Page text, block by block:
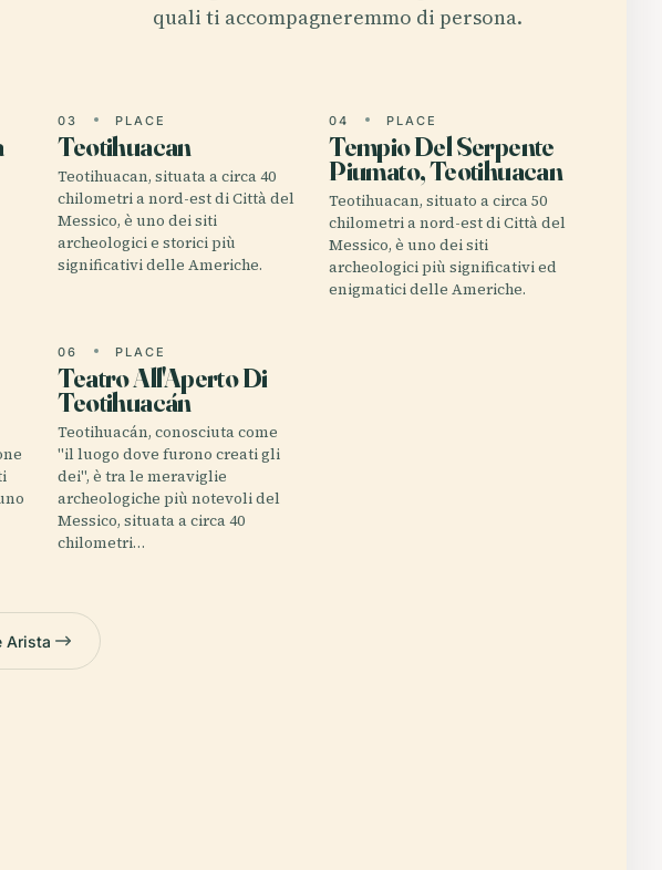
quali ti accompagneremmo di persona.
03 PLACE
Teotihuacan
Teotihuacan, situata a circa 40
chilometri a nord-est di Città del
Messico, è uno dei siti
archeologici e storici più
significativi delle Americhe.
04 PLACE
Tempio Del Serpente
Piumato, Teotihuacan
Teotihuacan, situato a circa 50
chilometri a nord-est di Città del
Messico, è uno dei siti
archeologici più significativi ed
enigmatici delle Americhe.
06 PLACE
Teatro All'Aperto Di
Teotihuacán
Teotihuacán, conosciuta come
"il luogo dove furono creati gli
dei", è tra le meraviglie
archeologiche più notevoli del
Messico, situata a circa 40
chilometri…
Arista